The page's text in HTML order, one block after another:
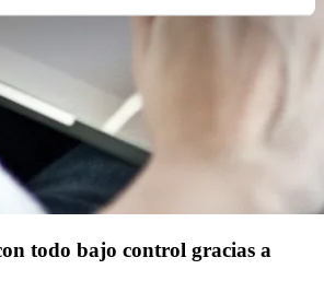
todo bajo control gracias a